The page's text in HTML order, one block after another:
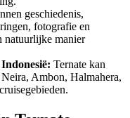
geschiedenis,
fotografie en
natuurlijke manier
Ternate kan
Ambon, Halmahera,